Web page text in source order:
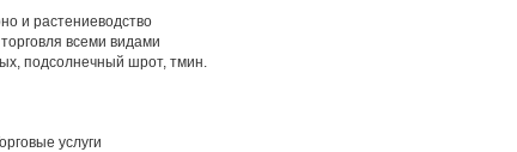
и растениеводство
всеми видами
подсолнечный шрот, тмин.
услуги